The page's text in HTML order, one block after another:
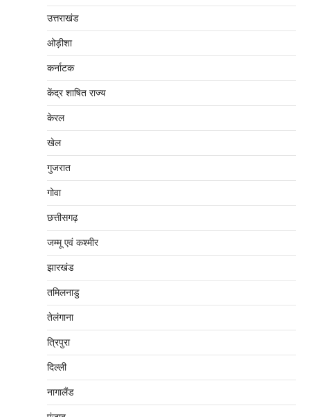
उत्तराखंड
ओड़ीशा
कर्नाटक
केंद्र शाषित राज्य
केरल
खेल
गुजरात
गोवा
छत्तीसगढ़
जम्‍मू एवं कश्‍मीर
झारखंड
तमिलनाडु
तेलंगाना
त्रिपुरा
दिल्‍ली
नागालैंड